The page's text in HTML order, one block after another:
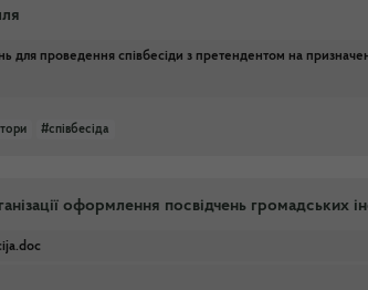
для проведення співбесіди з претендентом на
#співбесіда
оформлення посвідчень громадських